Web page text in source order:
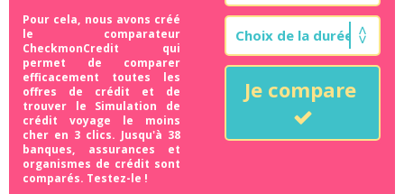
Pour cela, nous avons créé
le comparateur
CheckmonCredit qui
permet de comparer
efficacement toutes les
offres de crédit et de
trouver le Simulation de
crédit voyage le moins
cher en 3 clics. Jusqu'à 38
banques, assurances et
organismes de crédit sont
comparés. Testez-le !
Je compare